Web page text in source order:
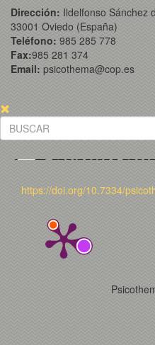
Dirección: Ildelfonso Sánchez
33001 Oviedo (España)
Teléfono: 985 285 778
Fax:985 281 374
Email: psicothema@cop.es
https://doi.org/10.7334/